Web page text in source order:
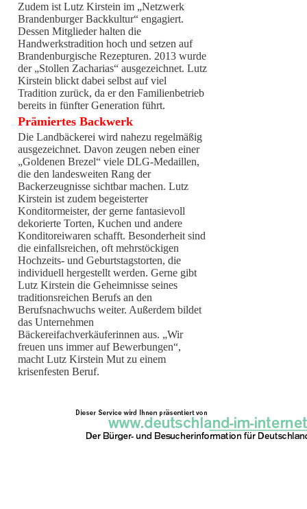
Zudem ist Lutz Kirstein im „Netzwerk
Brandenburger Backkultur“ engagiert.
Dessen Mitglieder halten die
Handwerkstradition hoch und setzen auf
Brandenburgische Rezepturen. 2013 wurde
der „Stollen Zacharias“ ausgezeichnet. Lutz
Kirstein blickt dabei selbst auf viel
Tradition zurück, da er den Familienbetrieb
bereits in fünfter Generation führt.
Prämiertes Backwerk
Die Landbäckerei wird nahezu regelmäßig
ausgezeichnet. Davon zeugen neben einer
„Goldenen Brezel“ viele DLG-Medaillen,
die den landesweiten Rang der
Backerzeugnisse sichtbar machen. Lutz
Kirstein ist zudem begeisterter
Konditormeister, der gerne fantasievoll
dekorierte Torten, Kuchen und andere
Konditoreiwaren schafft. Besonderheit sind
die einfallsreichen, oft mehrstöckigen
Hochzeits- und Geburtstagstorten, die
individuell hergestellt werden. Gerne gibt
Lutz Kirstein die Geheimnisse seines
traditionsreichen Berufs an den
Berufsnachwuchs weiter. Außerdem bildet
das Unternehmen
Bäckereifachverkäuferinnen aus. „Wir
freuen uns immer auf Bewerbungen“,
macht Lutz Kirstein Mut zu einem
krisenfesten Beruf.